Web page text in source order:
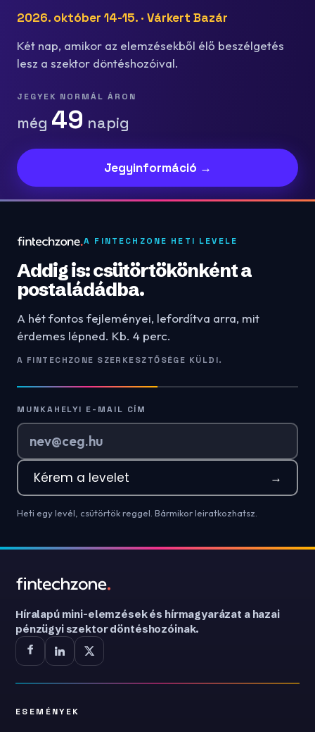
2026. október 14-15. · Várkert Bazár
Két nap, amikor az elemzésekből élő beszélgetés
lesz a szektor döntéshozóival.
JEGYEK NORMÁL ÁRON
még 49 napig
Jegyinformáció →
A FINTECHZONE HETI LEVELE
Addig is: csütörtökönként a
postaládádba.
A hét fontos fejleményei, lefordítva arra, mit
érdemes lépned. Kb. 4 perc.
A FINTECHZONE SZERKESZTŐSÉGE KÜLDI.
MUNKAHELYI E-MAIL CÍM
Kérem a levelet →
Heti egy levél, csütörtök reggel. Bármikor leiratkozhatsz.
Híralapú mini-elemzések és hírmagyarázat a hazai
pénzügyi szektor döntéshozóinak.
ESEMÉNYEK